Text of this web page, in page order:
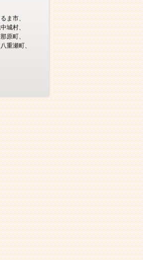
るま市
城村
原町
八重瀬町